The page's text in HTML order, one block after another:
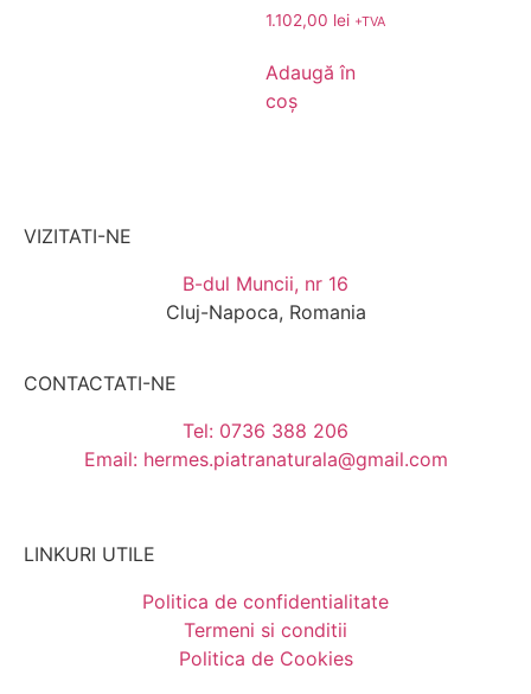
1.102,00 lei +TVA
Adaugă în
coș
VIZITATI-NE
B-dul Muncii, nr 16
Cluj-Napoca, Romania
CONTACTATI-NE
Tel: 0736 388 206
Email: hermes.piatranaturala@gmail.com
LINKURI UTILE
Politica de confidentialitate
Termeni si conditii
Politica de Cookies